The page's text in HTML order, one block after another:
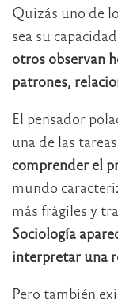
Quizás uno de
sea su
otros observan
patrones,
El pensador
una de las
comprender el
mundo
más frágiles y
Sociología
interpretar una
Pero también